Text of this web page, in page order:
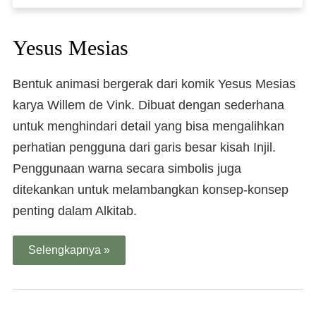
Yesus Mesias
Bentuk animasi bergerak dari komik Yesus Mesias
karya Willem de Vink. Dibuat dengan sederhana
untuk menghindari detail yang bisa mengalihkan
perhatian pengguna dari garis besar kisah Injil.
Penggunaan warna secara simbolis juga
ditekankan untuk melambangkan konsep-konsep
penting dalam Alkitab.
Selengkapnya »